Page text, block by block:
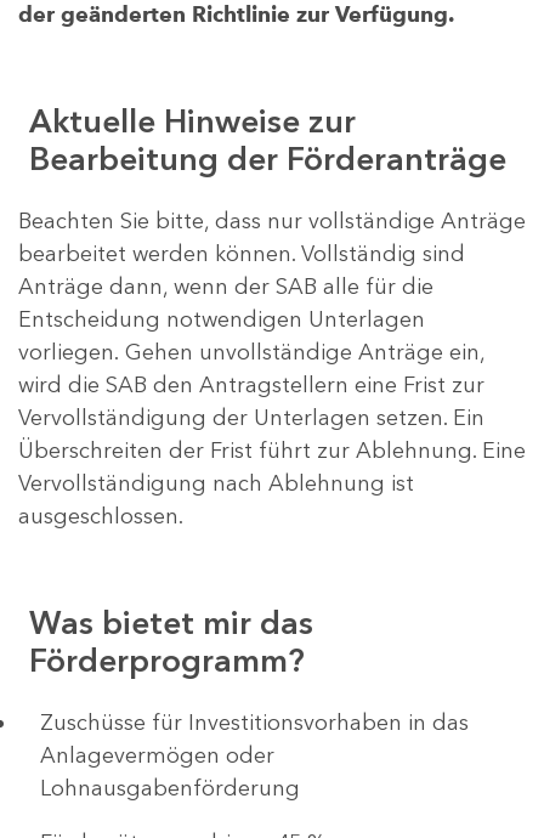
der geänderten Richtlinie zur Verfügung.
Aktuelle Hinweise zur
Bearbeitung der Förderanträge
Beachten Sie bitte, dass nur vollständige Anträge
bearbeitet werden können. Vollständig sind
Anträge dann, wenn der SAB alle für die
Entscheidung notwendigen Unterlagen
vorliegen. Gehen unvollständige Anträge ein,
wird die SAB den Antragstellern eine Frist zur
Vervollständigung der Unterlagen setzen. Ein
Überschreiten der Frist führt zur Ablehnung. Eine
Vervollständigung nach Ablehnung ist
ausgeschlossen.
Was bietet mir das
Förderprogramm?
​​​​​​Zuschüsse für Investitionsvorhaben in das
Anlagevermögen oder
Lohnausgabenförderung